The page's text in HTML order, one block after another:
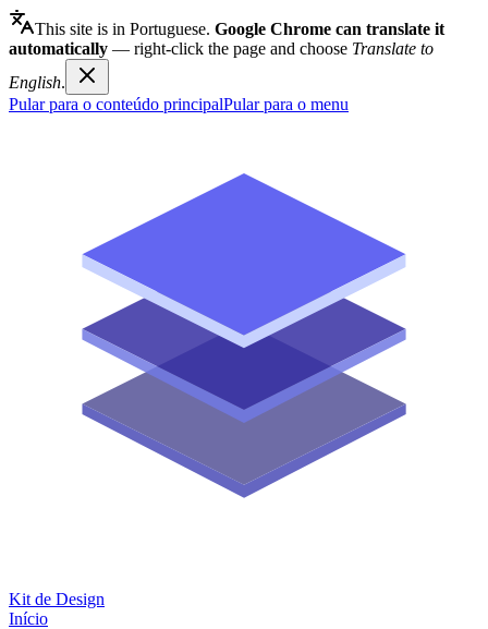
This site is in Portuguese. Google Chrome can translate it
automatically — right-click the page and choose Translate to
English.
Pular para o conteúdo principalPular para o menu
Kit de Design
Início